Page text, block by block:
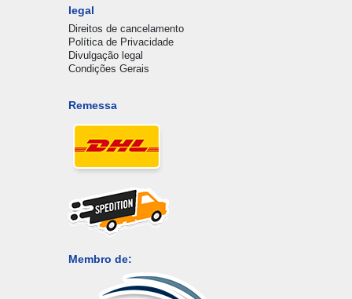
legal
Direitos de cancelamento
Política de Privacidade
Divulgação legal
Condições Gerais
Remessa
Membro de: